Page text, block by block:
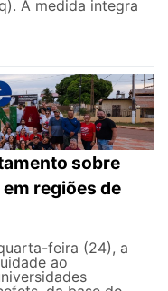
A medida integra
sobre
regiões de
feira (24), a
ao